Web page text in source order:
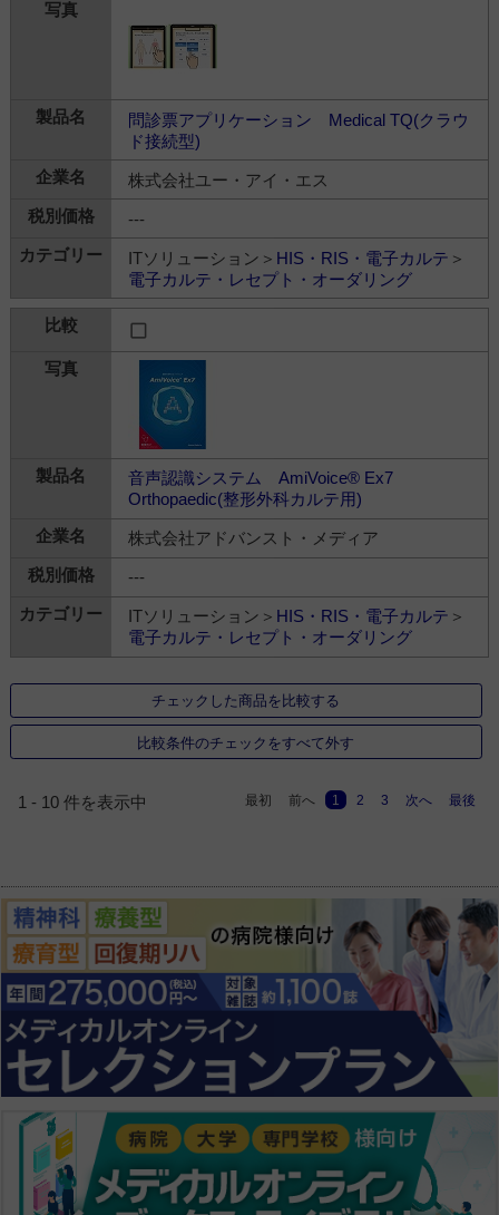
問診票アプリケーション Medical TQ(クラウ
ド接続型)
株式会社ユー・アイ・エス
---
ITソリューション＞ HIS・RIS・電子カルテ ＞
電子カルテ・レセプト・オーダリング
音声認識システム AmiVoice® Ex7
Orthopaedic(整形外科カルテ用)
株式会社アドバンスト・メディア
---
ITソリューション＞ HIS・RIS・電子カルテ ＞
電子カルテ・レセプト・オーダリング
チェックした商品を比較する
比較条件のチェックをすべて外す
1 - 10 件を表示中 最初 前へ 1 2 3 次へ 最後